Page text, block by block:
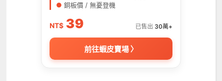
● 銅板價 / 無憂登機
NT$ 39 已售出 30萬+
前往蝦皮賣場 〉